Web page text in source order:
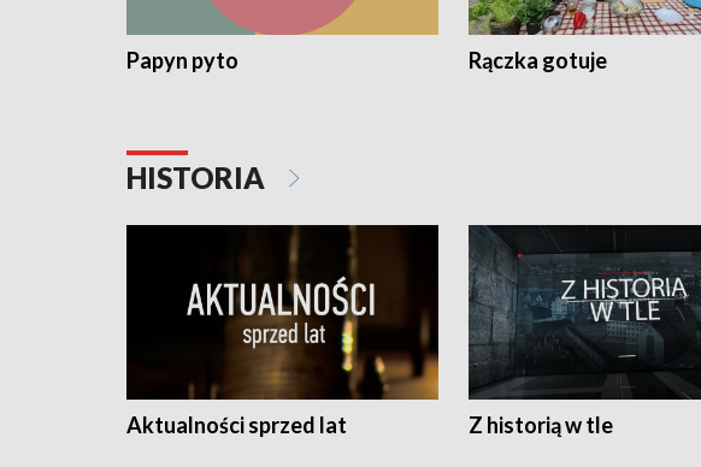
Papyn pyto Rączka gotuje
HISTORIA
Aktualności sprzed lat Z historią w tle